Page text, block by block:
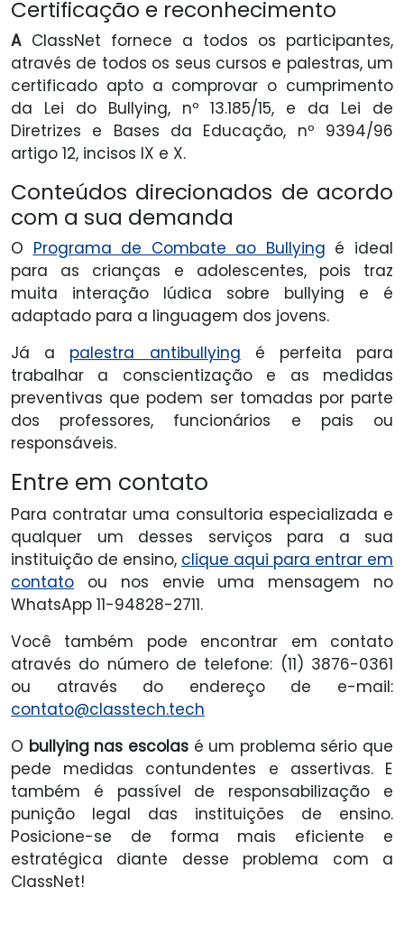
Certificação e reconhecimento
A ClassNet fornece a todos os participantes,
através de todos os seus cursos e palestras, um
certificado apto a comprovar o cumprimento
da Lei do Bullying, nº 13.185/15, e da Lei de
Diretrizes e Bases da Educação, nº 9394/96
artigo 12, incisos IX e X.
Conteúdos direcionados de acordo
com a sua demanda
O Programa de Combate ao Bullying é ideal
para as crianças e adolescentes, pois traz
muita interação lúdica sobre bullying e é
adaptado para a linguagem dos jovens.
Já a palestra antibullying é perfeita para
trabalhar a conscientização e as medidas
preventivas que podem ser tomadas por parte
dos professores, funcionários e pais ou
responsáveis.
Entre em contato
Para contratar uma consultoria especializada e
qualquer um desses serviços para a sua
instituição de ensino, clique aqui para entrar em
contato ou nos envie uma mensagem no
WhatsApp 11-94828-2711.
Você também pode encontrar em contato
através do número de telefone: (11) 3876-0361
ou através do endereço de e-mail:
contato@classtech.tech
O bullying nas escolasé um problema sério que
pede medidas contundentes e assertivas. E
também é passível de responsabilização e
punição legal das instituições de ensino.
Posicione-se de forma mais eficiente e
estratégica diante desse problema com a
ClassNet!